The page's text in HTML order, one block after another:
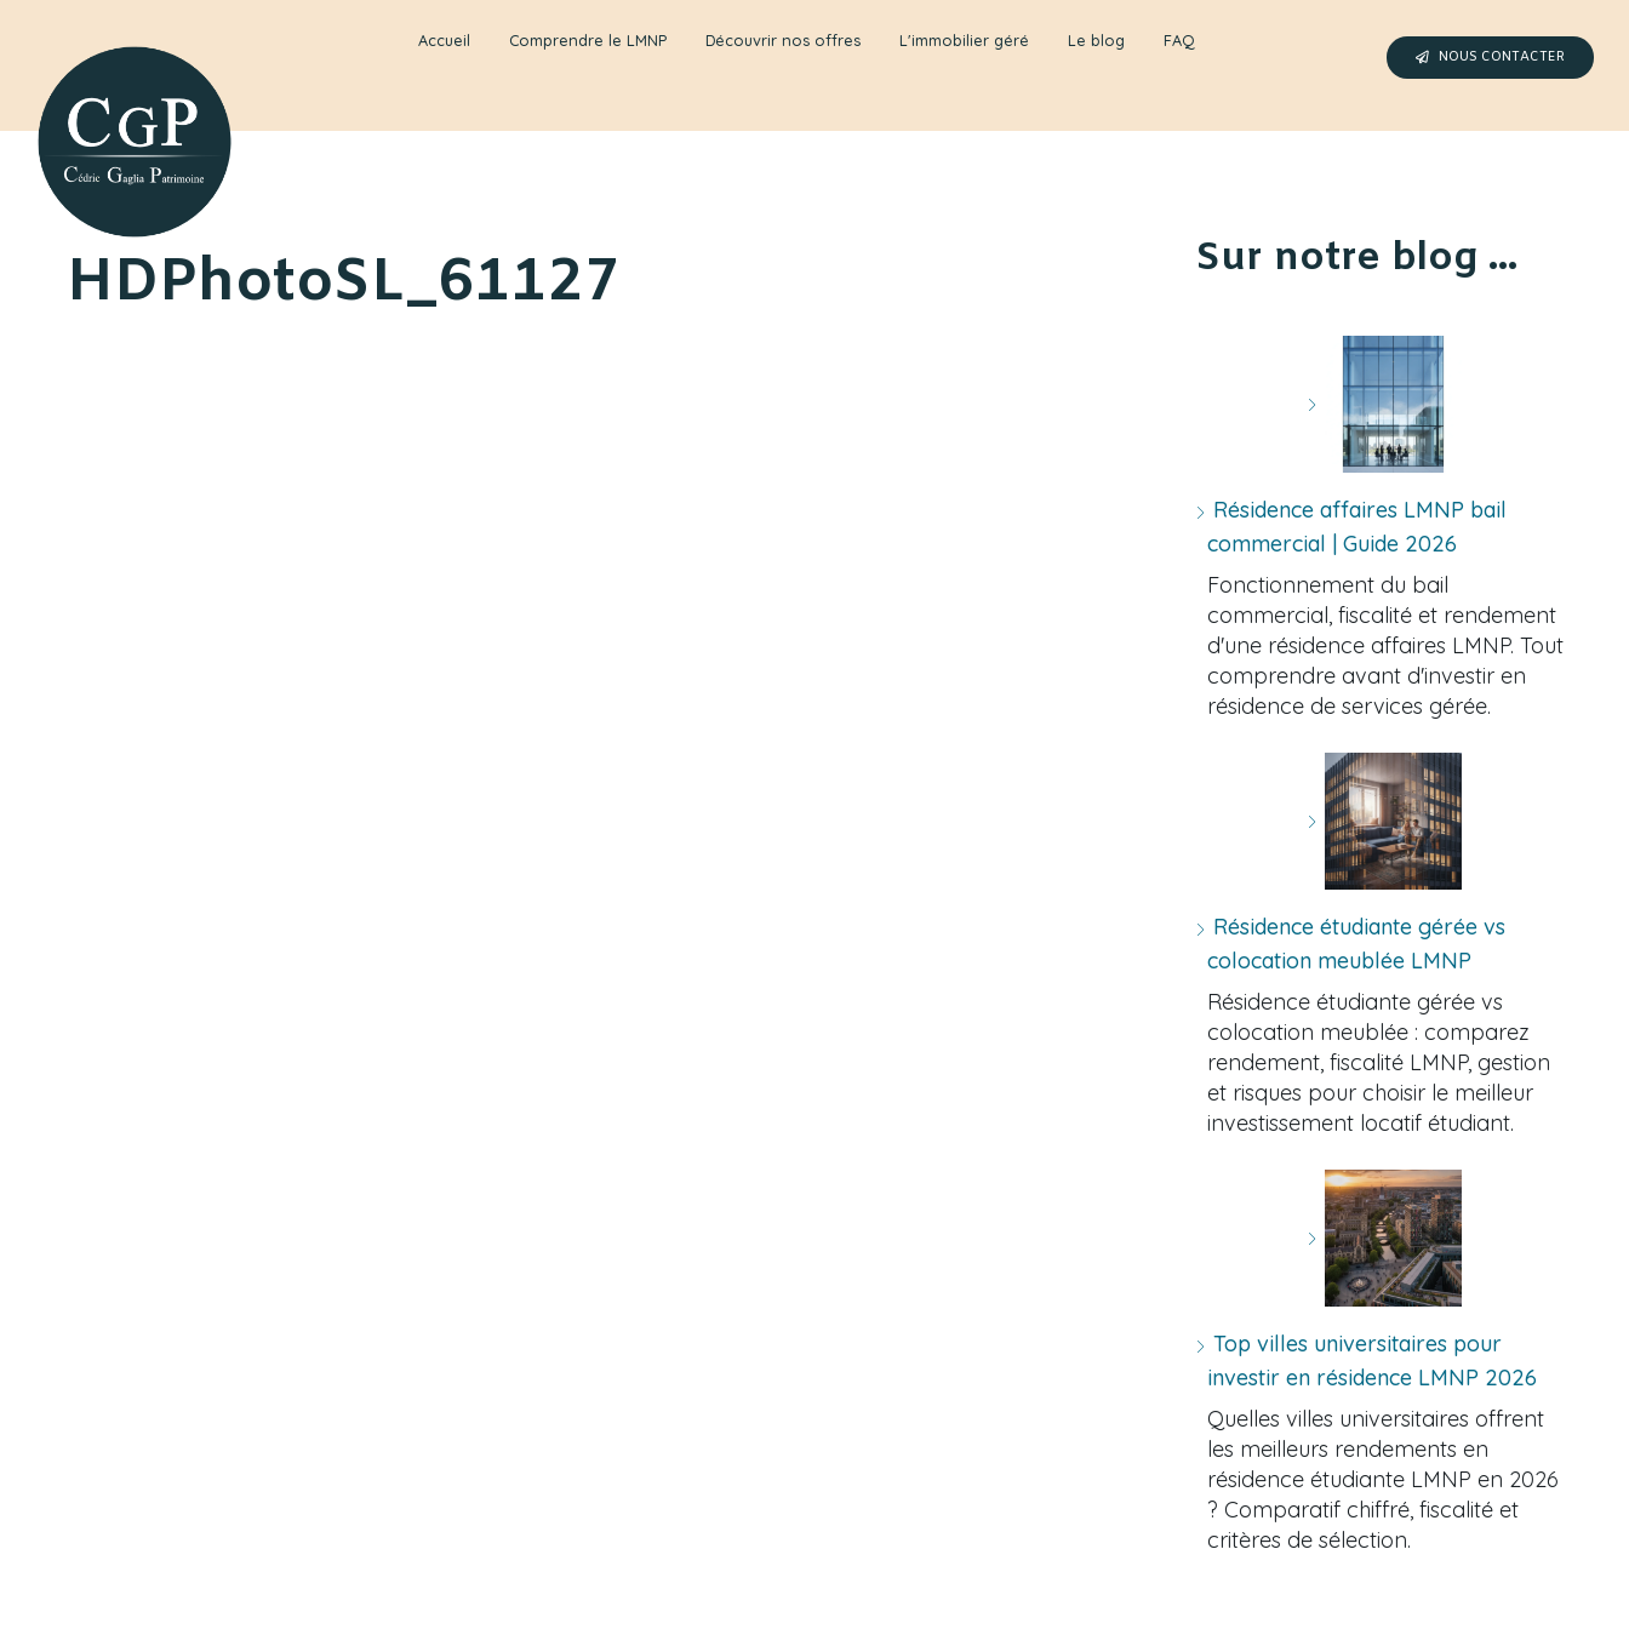
Accueil Comprendre le LMNP Découvrir nos offres L'immobilier géré Le blog FAQ
NOUS CONTACTER
HDPhotoSL_61127 Sur notre blog ...
Résidence affaires LMNP bail
commercial | Guide 2026
Fonctionnement du bail
commercial, fiscalité et rendement
d'une résidence affaires LMNP. Tout
comprendre avant d'investir en
résidence de services gérée.
Résidence étudiante gérée vs
colocation meublée LMNP
Résidence étudiante gérée vs
colocation meublée : comparez
rendement, fiscalité LMNP, gestion
et risques pour choisir le meilleur
investissement locatif étudiant.
Top villes universitaires pour
investir en résidence LMNP 2026
Quelles villes universitaires offrent
les meilleurs rendements en
résidence étudiante LMNP en 2026
? Comparatif chiffré, fiscalité et
critères de sélection.